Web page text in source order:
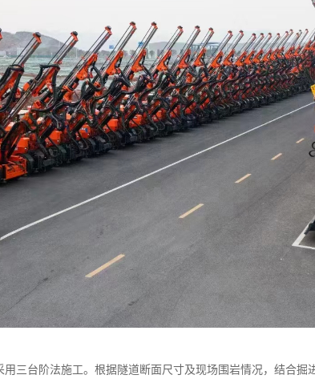
三台阶法施工。根据隧道断面尺寸及现场围岩情况，结合掘